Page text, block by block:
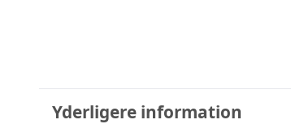
Yderligere information